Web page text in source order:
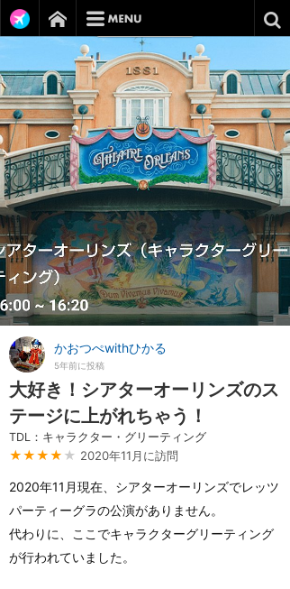
かおつぺwithひかる
5年前に投稿
大好き！シアターオーリンズのス
テージに上がれちゃう！
TDL：キャラクター・グリーティング
★★★★ ★ 2020年11月に訪問
2020年11月現在、シアターオーリンズでレッツ
パーティーグラの公演がありません。
代わりに、ここでキャラクターグリーティング
が行われていました。